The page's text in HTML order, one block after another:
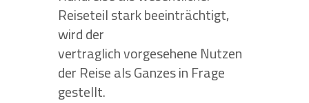
Reiseteil stark beeinträchtigt,
wird der
vertraglich vorgesehene Nutzen
der Reise als Ganzes in Frage
gestellt.